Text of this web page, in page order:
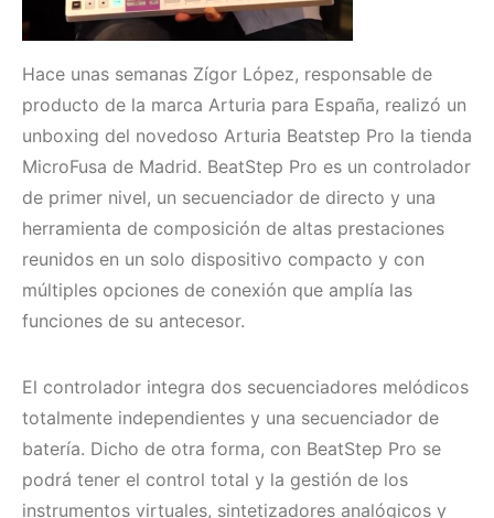
Hace unas semanas Zígor López, responsable de
producto de la marca Arturia para España, realizó un
unboxing del novedoso Arturia Beatstep Pro la tienda
MicroFusa de Madrid. BeatStep Pro es un controlador
de primer nivel, un secuenciador de directo y una
herramienta de composición de altas prestaciones
reunidos en un solo dispositivo compacto y con
múltiples opciones de conexión que amplía las
funciones de su antecesor.
El controlador integra dos secuenciadores melódicos
totalmente independientes y una secuenciador de
batería. Dicho de otra forma, con BeatStep Pro se
podrá tener el control total y la gestión de los
instrumentos virtuales, sintetizadores analógicos y